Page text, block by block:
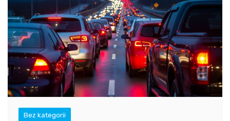
Bez kategorii